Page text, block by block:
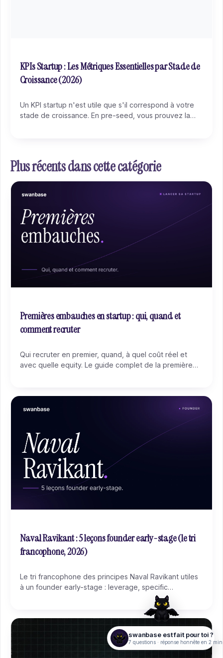
KPIs Startup : Les Métriques Essentielles par Stade de
Croissance (2026)
Un KPI startup n'est utile que s'il correspond à votre
stade de croissance. En pre-seed, vous prouvez la
Plus récents dans cette catégorie
Premières embauches en startup : qui, quand et
comment recruter
Qui recruter en premier, quand, à quel coût réel et
avec quelle equity. Le guide complet de la première
Naval Ravikant : 5 leçons founder early-stage (le tri
francophone, 2026)
Le tri francophone des principes Naval Ravikant utiles
à un founder early-stage : leverage, specific
knowledge, wealth vs status, jeux à somme positive.
swanbase est fait pour toi ?
7 questions · réponse honnête en 2 min